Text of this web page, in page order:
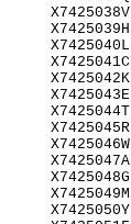
X7425038V
X7425039H
X7425040L
X7425041C
X7425042K
X7425043E
X7425044T
X7425045R
X7425046W
X7425047A
X7425048G
X7425049M
X7425050Y